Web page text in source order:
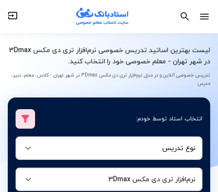
لیست بهترین اساتید تدریس خصوصی نرم‌افزار تری دی مکس 3Dmax
در شهر تهران - معلم خصوصی خود را انتخاب کنید.
تدریس خصوصی آنلاین و در منزل نرم‌افزار تری دی مکس 3Dmax در شهر تهران - کلاس، معلم، دبیر،
مدرس
انتخاب استاد توسط خودم:
نوع تدریس
نرم‌افزار تری دی مکس 3Dmax